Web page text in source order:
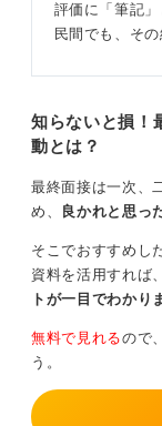
評価に「筆記
民間でも、そ
知らないと損！
動とは？
最終面接は一次、
め、
良かれと思っ
そこでおすすめし
資料を活用すれば、
トが一目でわかり
無料で見れるので
う。